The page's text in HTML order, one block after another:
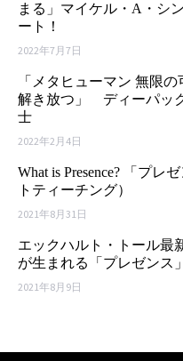
まる」マイケル・A・シ
ート！
2022年7月7日
「メタヒューマン 無限の
解き放つ」 ディーパッ
士
2022年2月4日
What is Presence? 「プレ
トティーチング）
2021年8月31日
エックハルト・トール最
が生まれる「プレゼンス
2021年8月9日